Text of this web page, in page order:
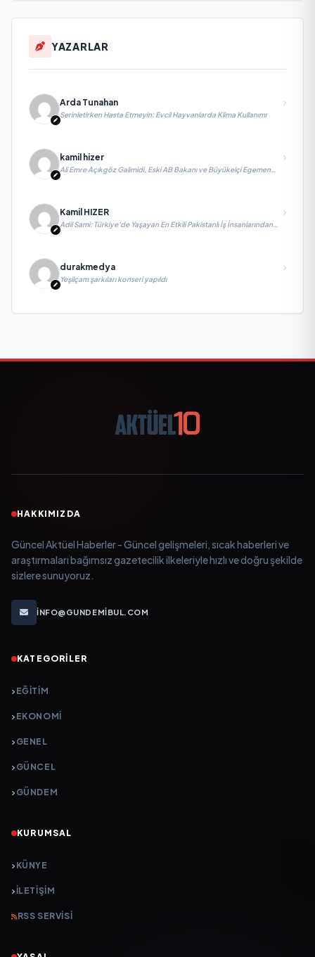
YAZARLAR
Arda Tunahan
Serinletirken Hasta Etmeyin: Evcil Hayvanlarda Klima Kullanımı
kamil hizer
Ali Emre Açıkgöz Galimidi, Eski AB Bakanı ve Büyükelçi Egemen
Kamil HIZER
Adil Sami: Türkiye’de Yaşayan En Etkili Pakistanlı İş İnsanlarından
durakmedya
Yeşilçam şarkıları konseri yapıldı
HAKKIMIZDA
Güncel Aktüel Haberler - Güncel gelişmeleri, sıcak haberleri ve
araştırmaları bağımsız gazetecilik ilkeleriyle hızlı ve doğru şekilde
sizlere sunuyoruz.
INFO@GUNDEMIBUL.COM
KATEGORILER
EĞITIM
EKONOMI
GENEL
GÜNCEL
GÜNDEM
KURUMSAL
KÜNYE
İLETIŞIM
RSS SERVISI